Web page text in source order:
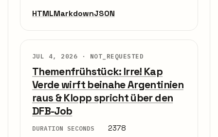
HTMLMarkdownJSON
JUL 4, 2026 · NOT_REQUESTED
Themenfrühstück: Irre! Kap
Verde wirft beinahe Argentinien
raus & Klopp spricht über den
DFB-Job
DURATION SECONDS 2378